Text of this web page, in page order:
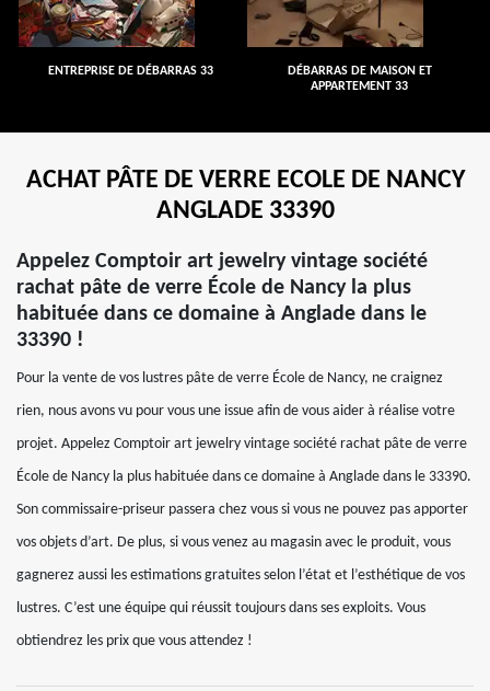
ENTREPRISE DE DÉBARRAS 33
DÉBARRAS DE MAISON ET
APPARTEMENT 33
ACHAT PÂTE DE VERRE ECOLE DE NANCY
ANGLADE 33390
Appelez Comptoir art jewelry vintage société
rachat pâte de verre École de Nancy la plus
habituée dans ce domaine à Anglade dans le
33390 !
Pour la vente de vos lustres pâte de verre École de Nancy, ne craignez
rien, nous avons vu pour vous une issue afin de vous aider à réalise votre
projet. Appelez Comptoir art jewelry vintage société rachat pâte de verre
École de Nancy la plus habituée dans ce domaine à Anglade dans le 33390.
Son commissaire-priseur passera chez vous si vous ne pouvez pas apporter
vos objets d’art. De plus, si vous venez au magasin avec le produit, vous
gagnerez aussi les estimations gratuites selon l’état et l’esthétique de vos
lustres. C’est une équipe qui réussit toujours dans ses exploits. Vous
obtiendrez les prix que vous attendez !